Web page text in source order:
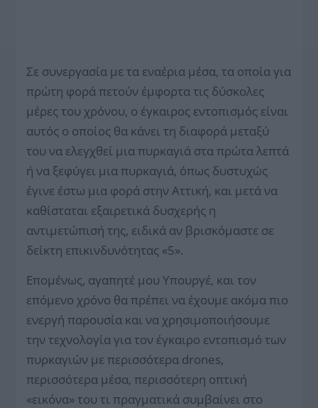
Σε συνεργασία με τα εναέρια μέσα, τα οποία για
πρώτη φορά πετούν έμφορτα τις δύσκολες
μέρες του χρόνου, ο έγκαιρος εντοπισμός είναι
αυτός ο οποίος θα κάνει τη διαφορά μεταξύ
του να ελεγχθεί μια πυρκαγιά στα πρώτα λεπτά
ή να ξεφύγει μια πυρκαγιά, όπως δυστυχώς
έγινε έστω μια φορά στην Αττική, και μετά να
καθίσταται εξαιρετικά δυσχερής η
αντιμετώπισή της, ειδικά αν βρισκόμαστε σε
δείκτη επικινδυνότητας «5».
Επομένως, αγαπητέ μου Υπουργέ, και τον
επόμενο χρόνο θα πρέπει να έχουμε ακόμα πιο
ενεργή παρουσία και να χρησιμοποιήσουμε
την τεχνολογία για τον έγκαιρο εντοπισμό των
πυρκαγιών με περισσότερα drones,
περισσότερα μέσα, περισσότερη οπτική
«εικόνα» του τι πραγματικά συμβαίνει στο